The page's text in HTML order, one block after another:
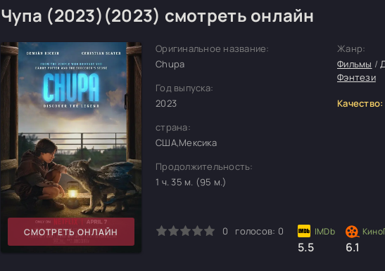
Чупа (2023)(2023) смотреть онлайн
СМОТРЕТЬ ОНЛАЙН
Оригинальное название:
Chupa
Год выпуска:
2023
страна:
США,Мексика
Продолжительность:
1 ч. 35 м. (95 м.)
1 2 3 0 голосов: 0
5.5 6.1
Жанр:
Фильмы /
Фэнтези
Качество: